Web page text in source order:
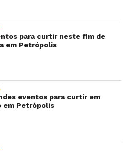
para curtir neste fim de
em Petrópolis
eventos para curtir em
em Petrópolis